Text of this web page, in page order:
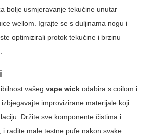
bolje usmjeravanje tekućine unutar
wellom. Igrajte se s duljinama nogu i
optimizirali protok tekućine i brzinu
vašeg vape wick odabira s coilom i
improvizirane materijale koji
Držite sve komponente čistima i
i radite male testne pufe nakon svake